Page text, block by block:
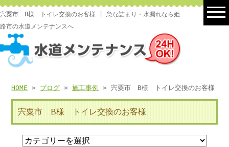
宍粟市 B様 トイレ交換のお客様 | 急な詰まり・水漏れなら姫
路市の水道メンテナンスへ
HOME » ブログ »施工事例 » 宍粟市 B様 トイレ交換のお客様
宍粟市 B様 トイレ交換のお客様